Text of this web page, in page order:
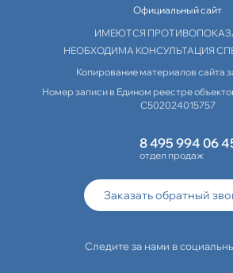
Официальный сайт
ИМЕЮТСЯ
НЕОБХОДИМА КОНСУЛЬТАЦИЯ
Копирование материалов сайта
Номер записи в Едином реестре
С502024015757
8 495 994 06
отдел продаж
Заказать обратный
Следите за нами в